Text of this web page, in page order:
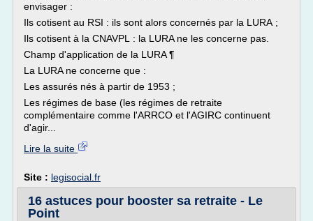
envisager :
Ils cotisent au RSI : ils sont alors concernés par la LURA ;
Ils cotisent à la CNAVPL : la LURA ne les concerne pas.
Champ d'application de la LURA ¶
La LURA ne concerne que :
Les assurés nés à partir de 1953 ;
Les régimes de base (les régimes de retraite
complémentaire comme l'ARRCO et l'AGIRC continuent
d'agir...
Lire la suite
Site : legisocial.fr
16 astuces pour booster sa retraite - Le
Point